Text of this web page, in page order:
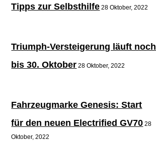
Tipps zur Selbsthilfe 28 Oktober, 2022
Triumph-Versteigerung läuft noch
bis 30. Oktober 28 Oktober, 2022
Fahrzeugmarke Genesis: Start
für den neuen Electrified GV70 28
Oktober, 2022